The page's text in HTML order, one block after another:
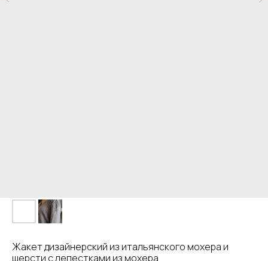
Жакет дизайнерский из итальянского мохера и
шерсти с лепестками из мохера